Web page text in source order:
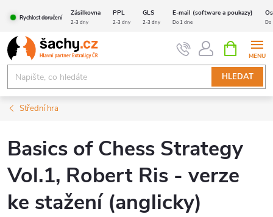
obsah
Rychlost doručení
Zásilkovna PPL GLS E-mail (software a poukazy)
2-3 dny 2-3 dny 2-3 dny Do 1 dne Do
HLEDAT
NÁKUPNÍ
KOŠÍK
Střední hra
Basics of Chess Strategy
Vol.1, Robert Ris - verze
ke stažení (anglicky)